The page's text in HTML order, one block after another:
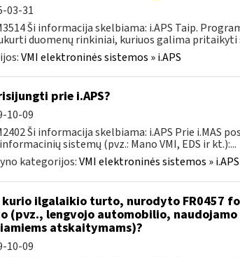
03-31
Ši informacija skelbiama: i.APS Taip.
duomenų rinkiniai, kuriuos galima pritaikyti
VMI elektroninės sistemos » i.APS
prie i.APS?
10-09
Ši informacija skelbiama: i.APS Prie i.MAS
sistemų (pvz.: Mano VMI, EDS ir kt.):...
kategorijos:VMI elektroninės sistemos » i.APS
ilgalaikio turto, nurodyto FR0457
(pvz., lengvojo automobilio,
atskaitymams)?
10-09